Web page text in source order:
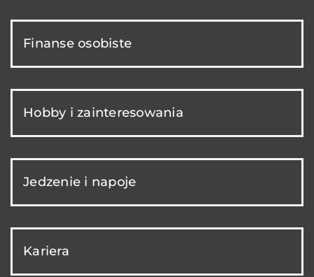
Finanse osobiste
Hobby i zainteresowania
Jedzenie i napoje
Kariera